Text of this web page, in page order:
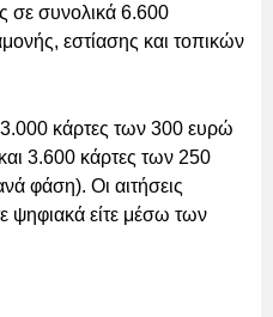
σε συνολικά 6.600
εστίασης και τοπικών
3.000 κάρτες των 300 ευρώ
3.600 κάρτες των 250
φάση). Οι αιτήσεις
ψηφιακά είτε μέσω των